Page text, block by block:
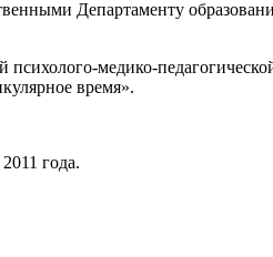
Департаменту
медико-
время».
года.